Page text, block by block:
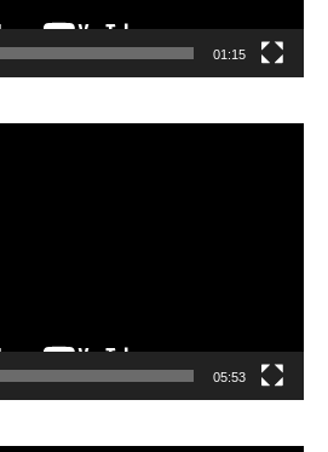
01:15
05:53